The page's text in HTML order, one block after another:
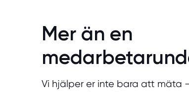
Mer än en
Vi hjälper er inte bara att mäta